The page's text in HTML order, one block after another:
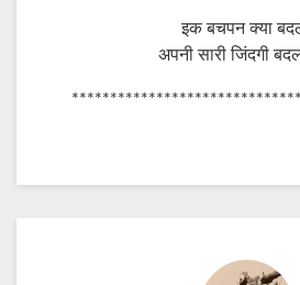
इक बचपन क्या
अपनी सारी जिंदगी